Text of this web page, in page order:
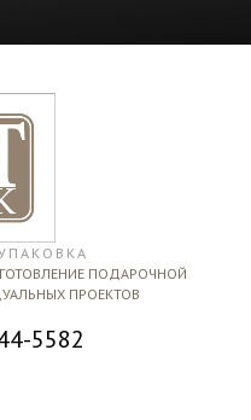
ПОДАРОЧНОЙ
ПРОЕКТОВ
5582